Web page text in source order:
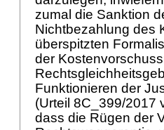
zumal die Sanktion
Nichtbezahlung des
überspitzten
der
Funktionieren der
(Urteil 8C_399/2017
dass die Rügen der